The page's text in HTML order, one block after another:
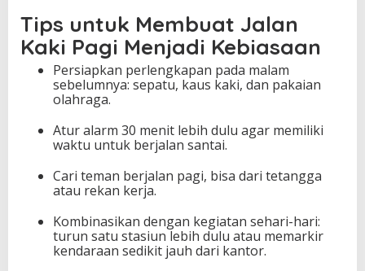
Tips untuk Membuat Jalan
Kaki Pagi Menjadi Kebiasaan
Persiapkan perlengkapan pada malam
sebelumnya: sepatu, kaus kaki, dan pakaian
olahraga.
Atur alarm 30 menit lebih dulu agar memiliki
waktu untuk berjalan santai.
Cari teman berjalan pagi, bisa dari tetangga
atau rekan kerja.
Kombinasikan dengan kegiatan sehari-hari:
turun satu stasiun lebih dulu atau memarkir
kendaraan sedikit jauh dari kantor.